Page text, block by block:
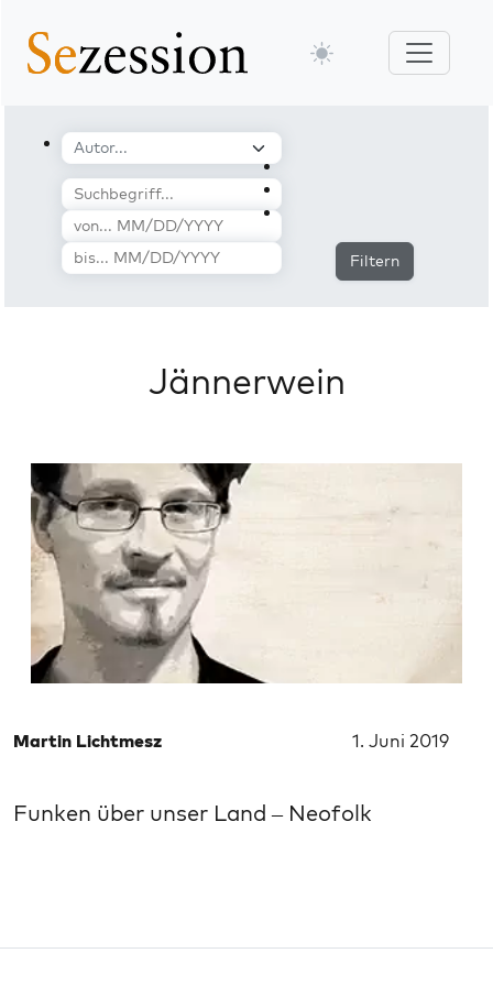
Filtern
Jännerwein
Martin Lichtmesz 1. Juni 2019
Funken über unser Land – Neofolk